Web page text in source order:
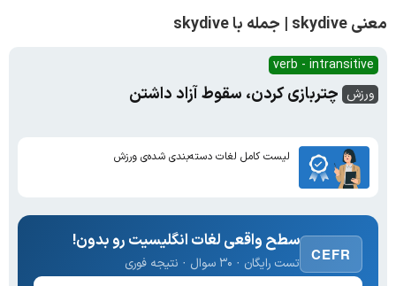
معنی skydive | جمله با skydive
verb - intransitive
ورزش چتربازی کردن، سقوط آزاد داشتن
لیست کامل لغات دسته‌بندی شده‌ی ورزش
CEFR
سطح واقعی لغات انگلیسیت رو بدون!
تست رایگان · ۳۰ سوال · نتیجه فوری